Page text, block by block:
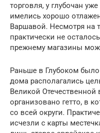
торговля, у глубочан
имелись хорошо
Варшавой. Несмотря на
практически не
прежнему магазины
Раньше в Глубоком
дома располагались
Великой
организовано гетто, в
со всей округи.
исчезли с карты